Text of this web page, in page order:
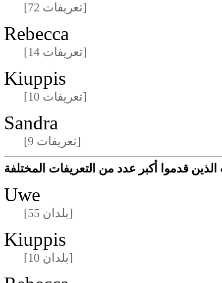
[72 تعريفات]
Rebecca
[14 تعريفات]
Kiuppis
[10 تعريفات]
Sandra
[9 تعريفات]
قدموا أكبر عدد من التعريفات المختلفة
Uwe
[55 بلدان]
Kiuppis
[10 بلدان]